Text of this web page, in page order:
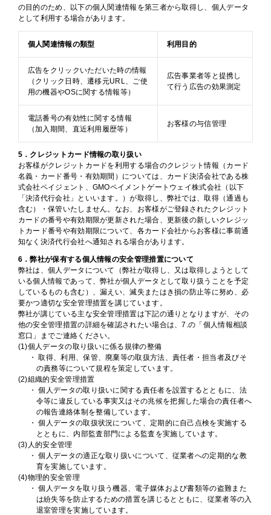
の目的のため、以下の個人関連情報を第三者から取得し、個人データ
として利用する場合があります。
個人関連情報の類型 利用目的
広告をクリックいただいた時の情報
（クリック日時、遷移元URL、ご使
用の機器やOSに関する情報等）
広告事業者等と提携し
て行う広告の効果測定
電話番号の有効性に関する情報
（加入期間、直近利用履歴等）
お客様の与信管理
5．クレジットカード情報の取り扱い
お客様がクレジットカードを利用する場合のクレジット情報（カード
名義・カード番号・有効期間）については、カード決済会社である株
式会社ペイジェント、GMOペイメントゲートウェイ株式会社（以下
「決済代行会社」といいます。）が取得し、弊社では、取得（通過も
含む）・保管いたしません。なお、お客様がご登録されたクレジット
カードの番号や有効期限が更新された場合、更新後の新しいクレジッ
トカード番号や有効期限について、各カード会社からお客様に事前通
知なく決済代行会社へ通知される場合があります。
6．弊社が保有する個人情報の安全管理措置について
弊社は、個人データについて（弊社が取得し、又は取得しようとして
いる個人情報であって、弊社が個人データとして取り扱うことを予定
しているものも含む）、漏えい、滅失またはき損の防止等に努め、必
要かつ適切な安全管理措置を講じています。
弊社が講じている主な安全管理措置は下記の通りとなりますが、その
他の安全管理措置の詳細を確認されたい場合は、7.の「個人情報相談
窓口」までご連絡ください。
(1)個人データの取り扱いに係る規律の整備
・ 取得、利用、保管、廃棄等の取扱方法、責任者・担当者及びそ
の責務等について規程を策定しています。
(2)組織的安全管理措置
・ 個人データの取り扱いに関する責任者を設置するとともに、法
令等に違反している事実又はその兆候を把握した場合の責任者へ
の報告連絡体制を整備しています。
・ 個人データの取扱状況について、定期的に自己点検を実施する
とともに、内部監査部門による監査を実施しています。
(3)人的安全管理
・ 個人データの適正な取り扱いについて、従業者への定期的な教
育を実施しています。
(4)物理的安全管理
・ 個人データを取り扱う機器、電子媒体および書類等の盗難また
は紛失等を防止するための措置を講じるとともに、従業者等の入
退室管理を実施しています。